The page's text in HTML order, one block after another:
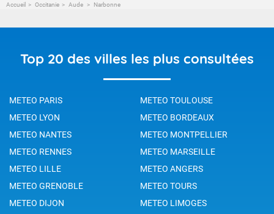
Accueil Occitanie Aude Narbonne
Top 20 des villes les plus consultées
METEO PARIS
METEO TOULOUSE
METEO LYON
METEO BORDEAUX
METEO NANTES
METEO MONTPELLIER
METEO RENNES
METEO MARSEILLE
METEO LILLE
METEO ANGERS
METEO GRENOBLE
METEO TOURS
METEO DIJON
METEO LIMOGES